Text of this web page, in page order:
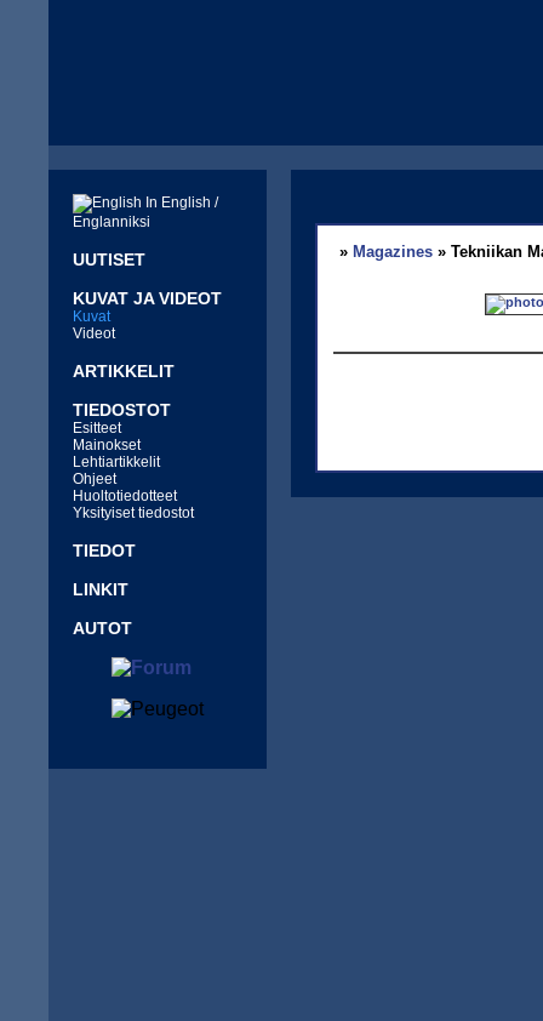
In English /
Englanniksi
UUTISET
KUVAT JA VIDEOT
Kuvat
Videot
ARTIKKELIT
TIEDOSTOT
Esitteet
Mainokset
Lehtiartikkelit
Ohjeet
Huoltotiedotteet
Yksityiset tiedostot
TIEDOT
LINKIT
AUTOT
» Magazines » Tekniikan